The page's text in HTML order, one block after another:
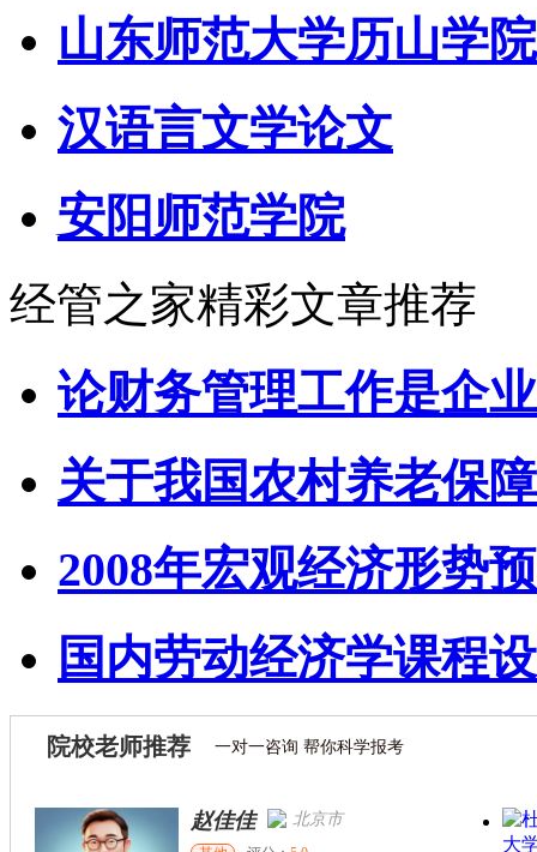
山东师范大学历山学院
汉语言文学论文
安阳师范学院
经管之家精彩文章推荐
论财务管理工作是企
关于我国农村养老保
2008年宏观经济形势预
国内劳动经济学课程
院校老师推荐 一对一咨询 帮你科学报考
赵佳佳 北京市